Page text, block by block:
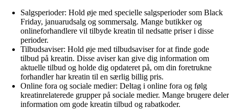
Salgsperioder: Hold øje med specielle salgsperioder som Black
Friday, januarudsalg og sommersalg. Mange butikker og
onlineforhandlere vil tilbyde kreatin til nedsatte priser i disse
perioder.
Tilbudsaviser: Hold øje med tilbudsaviser for at finde gode
tilbud på kreatin. Disse aviser kan give dig information om
aktuelle tilbud og holde dig opdateret på, om din foretrukne
forhandler har kreatin til en særlig billig pris.
Online fora og sociale medier: Deltag i online fora og følg
kreatinrelaterede grupper på sociale medier. Mange brugere deler
information om gode kreatin tilbud og rabatkoder.